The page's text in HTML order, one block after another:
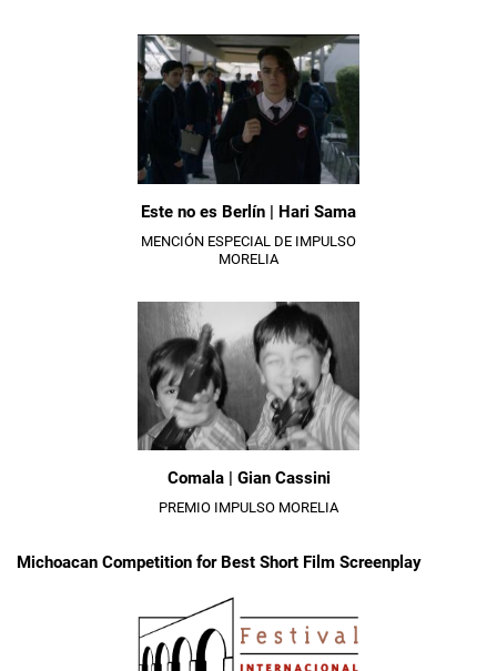
Este no es Berlín | Hari Sama
MENCIÓN ESPECIAL DE IMPULSO
MORELIA
Comala | Gian Cassini
PREMIO IMPULSO MORELIA
Michoacan Competition for Best Short Film Screenplay